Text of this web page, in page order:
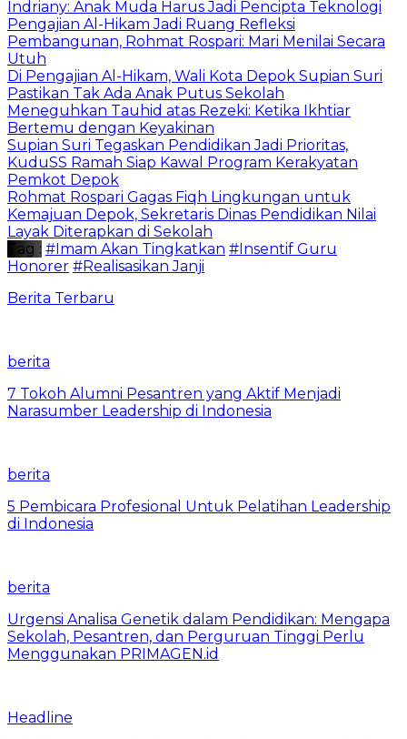
Indriany: Anak Muda Harus Jadi Pencipta Teknologi
Pengajian Al-Hikam Jadi Ruang Refleksi
Pembangunan, Rohmat Rospari: Mari Menilai Secara
Utuh
Di Pengajian Al-Hikam, Wali Kota Depok Supian Suri
Pastikan Tak Ada Anak Putus Sekolah
Meneguhkan Tauhid atas Rezeki: Ketika Ikhtiar
Bertemu dengan Keyakinan
Supian Suri Tegaskan Pendidikan Jadi Prioritas,
KuduSS Ramah Siap Kawal Program Kerakyatan
Pemkot Depok
Rohmat Rospari Gagas Fiqh Lingkungan untuk
Kemajuan Depok, Sekretaris Dinas Pendidikan Nilai
Layak Diterapkan di Sekolah
Tag : #Imam Akan Tingkatkan #Insentif Guru
Honorer #Realisasikan Janji
Berita Terbaru
berita
7 Tokoh Alumni Pesantren yang Aktif Menjadi
Narasumber Leadership di Indonesia
berita
5 Pembicara Profesional Untuk Pelatihan Leadership
di Indonesia
berita
Urgensi Analisa Genetik dalam Pendidikan: Mengapa
Sekolah, Pesantren, dan Perguruan Tinggi Perlu
Menggunakan PRIMAGEN.id
Headline